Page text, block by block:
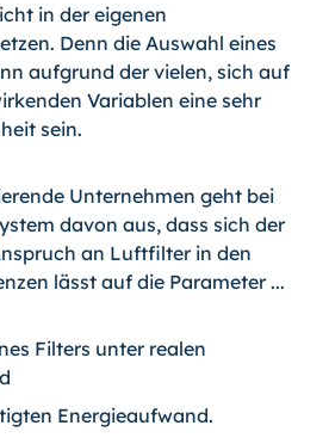
in der eigenen
Denn die Auswahl eines
aufgrund der vielen, sich auf
Variablen eine sehr
sein.
Unternehmen geht bei
davon aus, dass sich der
an Luftfilter in den
lässt auf die Parameter ...
Filters unter realen
Energieaufwand.